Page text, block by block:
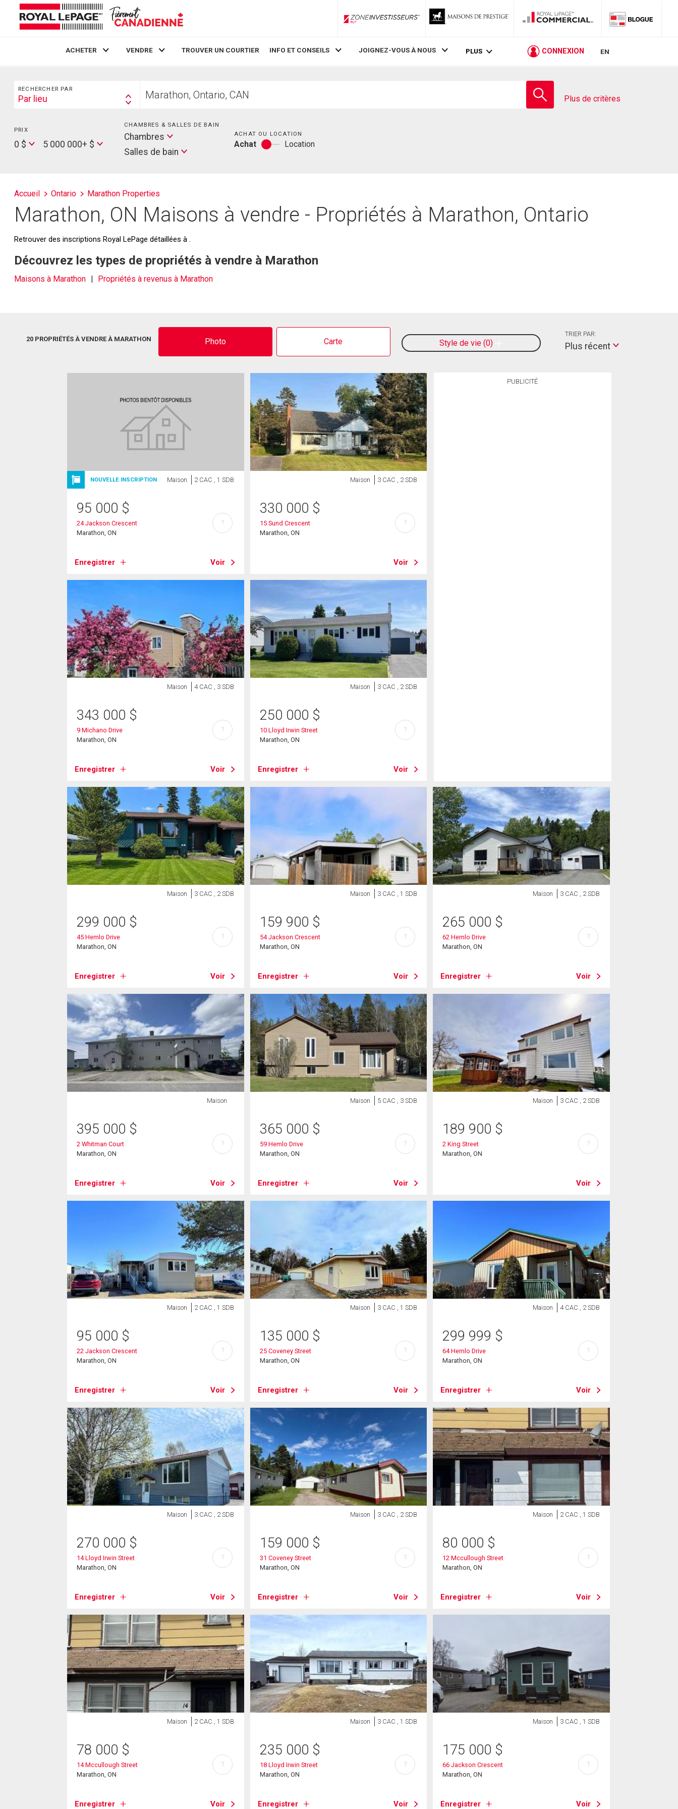
ZoneInvestisseurs RLP
ACHETER VENDRE TROUVER UN COURTIER INFO ET CONSEILS JOIGNEZ-VOUS À NOUS PLUS CONNEXION EN
Rechercher
RECHERCHER PAR
Search
Par lieu
votre
Plus de critères
PRIX
Price
0 $
Max
5 000 000+ $
CHAMBRES & SALLES DE BAIN
Chambres
bain
Salles de bain
ACHAT OU LOCATION
Achat
Achat
Location
Accueil Ontario Marathon Properties
Marathon, ON Maisons à vendre - Propriétés à Marathon, Ontario
Retrouver des inscriptions Royal LePage détaillées à .
Découvrez les types de propriétés à vendre à Marathon
Maisons à Marathon Propriétés à revenus à Marathon
20 PROPRIÉTÉS À VENDRE À MARATHON Photo Carte Style de vie 0
TRIER PAR:
Plus récent
PUBLICITÉ
NOUVELLE INSCRIPTION Maison 2 CAC , 1 SDB
95 000 $
24 Jackson Crescent
Marathon, ON
Enregistrer Voir
?
Maison 3 CAC , 2 SDB
330 000 $
15 Sund Crescent
Marathon, ON
Voir
?
Maison 4 CAC , 3 SDB
343 000 $
9 Michano Drive
Marathon, ON
Enregistrer Voir
?
Maison 3 CAC , 2 SDB
250 000 $
10 Lloyd Irwin Street
Marathon, ON
Enregistrer Voir
?
Maison 3 CAC , 2 SDB
299 000 $
45 Hemlo Drive
Marathon, ON
Enregistrer Voir
?
Maison 3 CAC , 1 SDB
159 900 $
54 Jackson Crescent
Marathon, ON
Enregistrer Voir
?
Maison 3 CAC , 2 SDB
265 000 $
62 Hemlo Drive
Marathon, ON
Enregistrer Voir
?
Maison
395 000 $
2 Whitman Court
Marathon, ON
Enregistrer Voir
?
Maison 5 CAC , 3 SDB
365 000 $
59 Hemlo Drive
Marathon, ON
Enregistrer Voir
?
Maison 3 CAC , 2 SDB
189 900 $
2 King Street
Marathon, ON
Voir
?
Maison 2 CAC , 1 SDB
95 000 $
22 Jackson Crescent
Marathon, ON
Enregistrer Voir
?
Maison 3 CAC , 1 SDB
135 000 $
25 Coveney Street
Marathon, ON
Enregistrer Voir
?
Maison 4 CAC , 2 SDB
299 999 $
64 Hemlo Drive
Marathon, ON
Enregistrer Voir
?
Maison 3 CAC , 2 SDB
270 000 $
14 Lloyd Irwin Street
Marathon, ON
Enregistrer Voir
?
Maison 3 CAC , 2 SDB
159 000 $
31 Coveney Street
Marathon, ON
Enregistrer Voir
?
Maison 2 CAC , 1 SDB
80 000 $
12 Mccullough Street
Marathon, ON
Enregistrer Voir
?
Maison 2 CAC , 1 SDB
78 000 $
14 Mccullough Street
Marathon, ON
Enregistrer Voir
?
Maison 3 CAC , 1 SDB
235 000 $
18 Lloyd Irwin Street
Marathon, ON
Enregistrer Voir
?
Maison 3 CAC , 1 SDB
175 000 $
66 Jackson Crescent
Marathon, ON
Enregistrer Voir
?